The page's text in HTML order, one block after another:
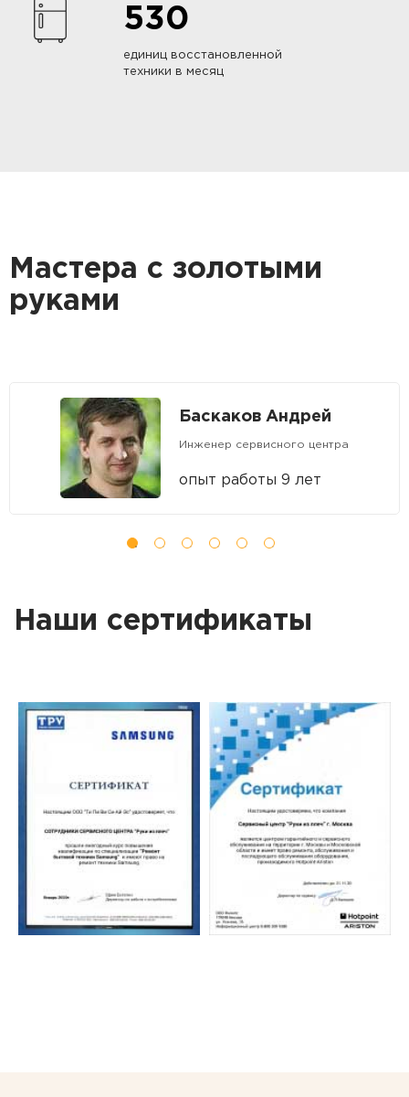
530
единиц восстановленной
техники в месяц
Мастера с золотыми
руками
Баскаков Андрей
Инженер сервисного центра
опыт работы 9 лет
Наши сертификаты